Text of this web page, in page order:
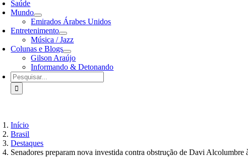
Saúde
Mundo
Emirados Árabes Unidos
Entretenimento
Música / Jazz
Colunas e Blogs
Gilson Araújo
Informando & Detonando
Buscar
resultados
para:
Início
Brasil
Destaques
Senadores preparam nova investida contra obstrução de Davi